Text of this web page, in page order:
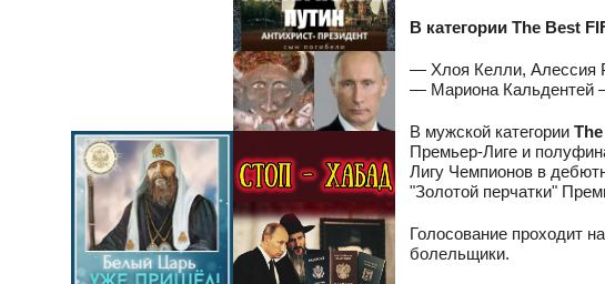
В категории The Best
— Хлоя Келли, Алессия
— Мариона Кальдентей
В мужской категории
Премьер-Лиге и
Лигу Чемпионов в
"Золотой перчатки"
Голосование проходит
болельщики.